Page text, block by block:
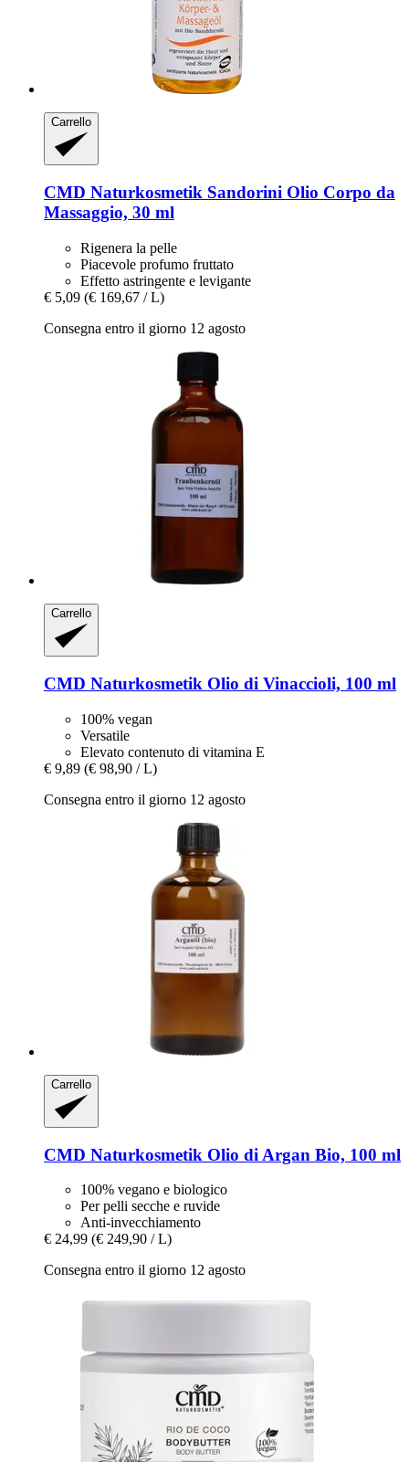
Carrello
CMD Naturkosmetik Sandorini Olio Corpo da
Massaggio, 30 ml
Rigenera la pelle
Piacevole profumo fruttato
Effetto astringente e levigante
€ 5,09 (€ 169,67 / L)
Consegna entro il giorno 12 agosto
Carrello
CMD Naturkosmetik Olio di Vinaccioli, 100 ml
100% vegan
Versatile
Elevato contenuto di vitamina E
€ 9,89 (€ 98,90 / L)
Consegna entro il giorno 12 agosto
Carrello
CMD Naturkosmetik Olio di Argan Bio, 100 ml
100% vegano e biologico
Per pelli secche e ruvide
Anti-invecchiamento
€ 24,99 (€ 249,90 / L)
Consegna entro il giorno 12 agosto